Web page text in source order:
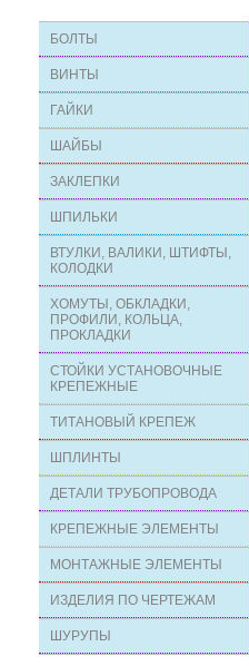
БОЛТЫ
ВИНТЫ
ГАЙКИ
ШАЙБЫ
ЗАКЛЕПКИ
ШПИЛЬКИ
ВТУЛКИ, ВАЛИКИ, ШТИФТЫ,
КОЛОДКИ
ХОМУТЫ, ОБКЛАДКИ,
ПРОФИЛИ, КОЛЬЦА,
ПРОКЛАДКИ
СТОЙКИ УСТАНОВОЧНЫЕ
КРЕПЕЖНЫЕ
ТИТАНОВЫЙ КРЕПЕЖ
ШПЛИНТЫ
ДЕТАЛИ ТРУБОПРОВОДА
КРЕПЕЖНЫЕ ЭЛЕМЕНТЫ
МОНТАЖНЫЕ ЭЛЕМЕНТЫ
ИЗДЕЛИЯ ПО ЧЕРТЕЖАМ
ШУРУПЫ